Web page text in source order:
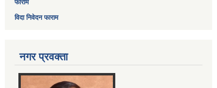
फाराम
विदा निवेदन फाराम
नगर प्रवक्ता